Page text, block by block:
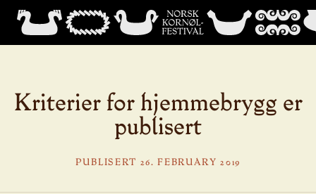
Kriterier for hjemmebrygg er
publisert
PUBLISERT 26. FEBRUARY 2019